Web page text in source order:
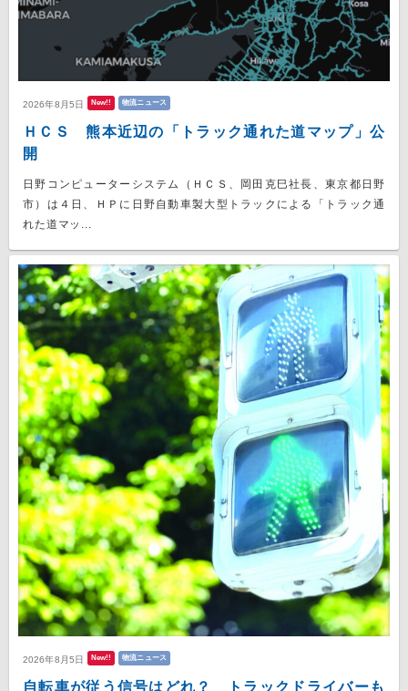
2026年8月5日 New!! 物流ニュース
ＨＣＳ 熊本近辺の「トラック通れた道マップ」公
開
日野コンピューターシステム（ＨＣＳ、岡田克巳社長、東京都日野
市）は４日、ＨＰに日野自動車製大型トラックによる「トラック通
れた道マッ...
2026年8月5日 New!! 物流ニュース
自転車が従う信号はどれ？ トラックドライバーも